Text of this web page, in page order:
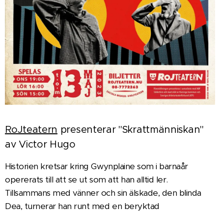
RoJteatern presenterar "Skrattmänniskan"
av Victor Hugo
Historien kretsar kring Gwynplaine som i barnaår
opererats till att se ut som att han alltid ler.
Tillsammans med vänner och sin älskade, den blinda
Dea, turnerar han runt med en beryktad